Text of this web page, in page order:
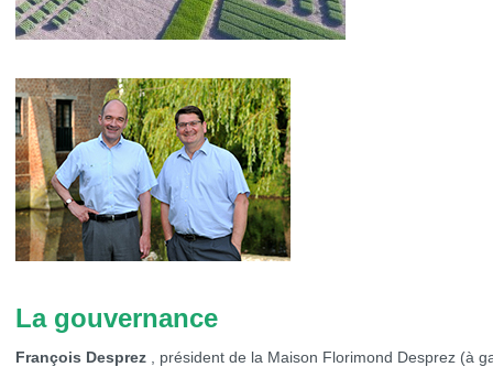
La gouvernance
François Desprez , président de la Maison Florimond Desprez (à